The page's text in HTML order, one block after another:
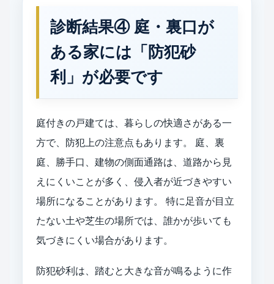
診断結果④ 庭・裏口が
ある家には「防犯砂
利」が必要です
庭付きの戸建ては、暮らしの快適さがある一
方で、防犯上の注意点もあります。 庭、裏
庭、勝手口、建物の側面通路は、道路から見
えにくいことが多く、侵入者が近づきやすい
場所になることがあります。 特に足音が目立
たない土や芝生の場所では、誰かが歩いても
気づきにくい場合があります。
防犯砂利は、踏むと大きな音が鳴るように作